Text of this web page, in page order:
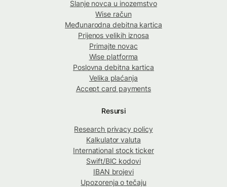
Slanje novca u inozemstvo
Wise račun
Međunarodna debitna kartica
Prijenos velikih iznosa
Primajte novac
Wise platforma
Poslovna debitna kartica
Velika plaćanja
Accept card payments
Resursi
Research privacy policy
Kalkulator valuta
International stock ticker
Swift/BIC kodovi
IBAN brojevi
Upozorenja o tečaju